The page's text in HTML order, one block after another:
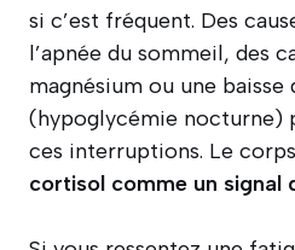
si c’est fréquent. Des
l’apnée du sommeil, des
magnésium ou une baisse
(hypoglycémie nocturne)
ces interruptions. Le
cortisol comme un signal